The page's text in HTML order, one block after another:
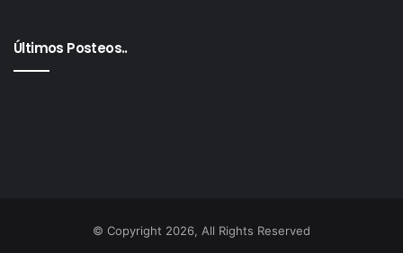
Últimos Posteos..
© Copyright 2026, All Rights Reserved